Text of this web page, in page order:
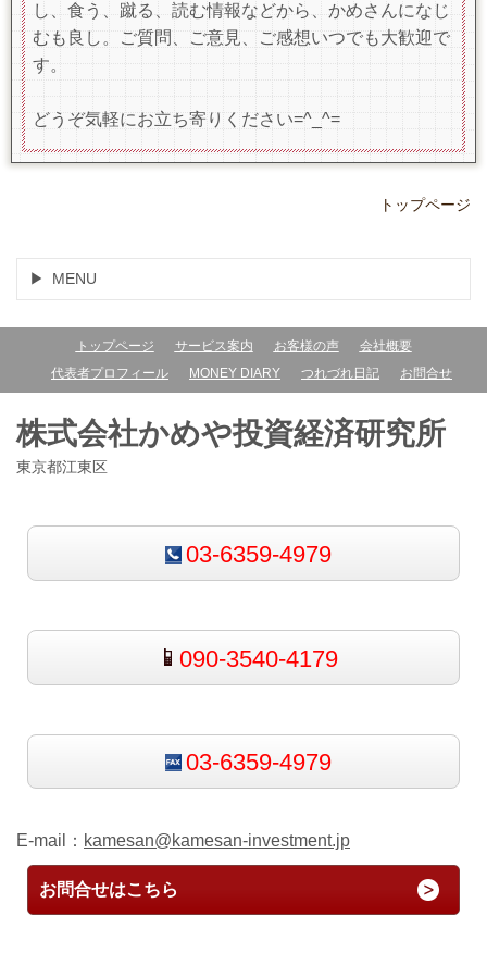
し、食う、蹴る、読む情報などから、かめさんになじ
むも良し。ご質問、ご意見、ご感想いつでも大歓迎で
す。
どうぞ気軽にお立ち寄りください=^_^=
トップページ
MENU
トップページ サービス案内 お客様の声
会社概要
代表者プロフィール
MONEY DIARY つれづれ日記 お問合せ
株式会社かめや投資経済研究所
東京都江東区
03-6359-4979
090-3540-4179
03-6359-4979
E-mail： kamesan@kamesan-investment.jp
お問合せはこちら